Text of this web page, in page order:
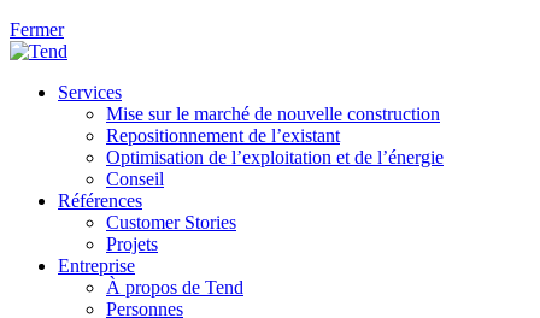
Fermer
Services
Mise sur le marché de nouvelle construction
Repositionnement de l’existant
Optimisation de l’exploitation et de l’énergie
Conseil
Références
Customer Stories
Projets
Entreprise
À propos de Tend
Personnes